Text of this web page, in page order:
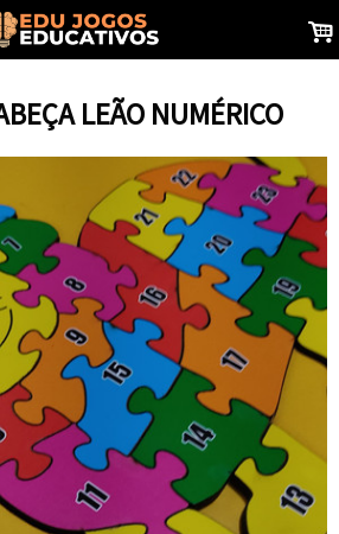
.
LEÃO NUMÉRICO